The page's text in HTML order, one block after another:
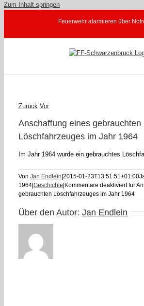
Zum Inhalt springen
Feuerwehr alarmieren über
Zurück Vor
Anschaffung eines gebrauchten
Löschfahrzeuges im Jahr 1964
Im Jahr 1964 wurde ein gebrauchtes
Von Jan Endlein 2015-01-23T13:51:51+01:00
1964 Geschichte Kommentare deaktiviertfür
gebrauchten Löschfahrzeuges im Jahr 1964
Über den Autor: Jan Endlein